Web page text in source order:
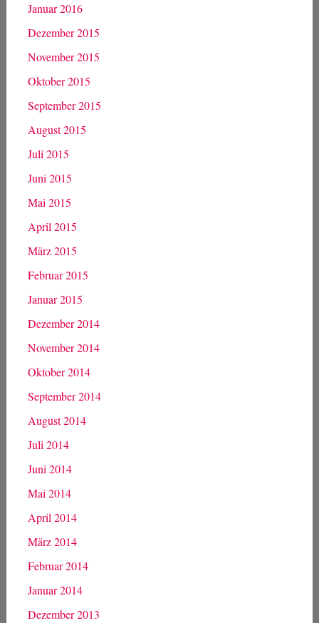
Januar 2016
Dezember 2015
November 2015
Oktober 2015
September 2015
August 2015
Juli 2015
Juni 2015
Mai 2015
April 2015
März 2015
Februar 2015
Januar 2015
Dezember 2014
November 2014
Oktober 2014
September 2014
August 2014
Juli 2014
Juni 2014
Mai 2014
April 2014
März 2014
Februar 2014
Januar 2014
Dezember 2013